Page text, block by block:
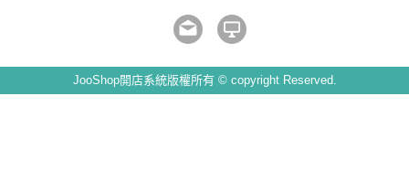
JooShop開店系統版權所有 © copyright Reserved.